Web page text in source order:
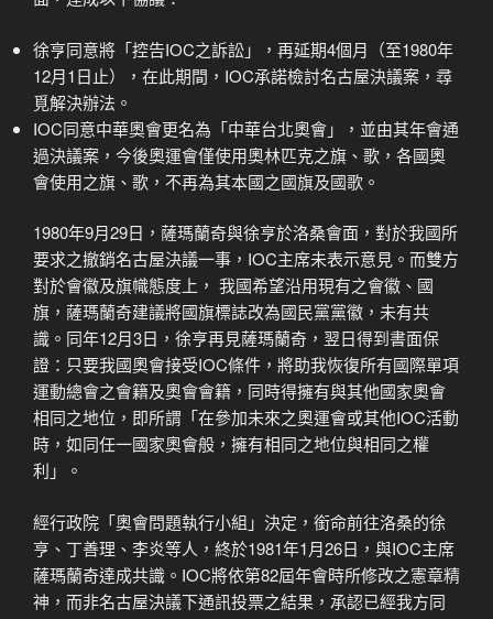
徐亨同意將「控告IOC之訴訟」，再延期4個月（至1980年
12月1日止），在此期間，IOC承諾檢討名古屋決議案，尋
覓解決辦法。
IOC同意中華奧會更名為「中華台北奧會」，並由其年會通
過決議案，今後奧運會僅使用奧林匹克之旗、歌，各國奧
會使用之旗、歌，不再為其本國之國旗及國歌。
1980年9月29日，薩瑪蘭奇與徐亨於洛桑會面，對於我國所
要求之撤銷名古屋決議一事，IOC主席未表示意見。而雙方
對於會徽及旗幟態度上， 我國希望沿用現有之會徽、國
旗，薩瑪蘭奇建議將國旗標誌改為國民黨黨徽，未有共
識。同年12月3日，徐亨再見薩瑪蘭奇，翌日得到書面保
證：只要我國奧會接受IOC條件，將助我恢復所有國際單項
運動總會之會籍及奧會會籍，同時得擁有與其他國家奧會
相同之地位，即所謂「在參加未來之奧運會或其他IOC活動
時，如同任一國家奧會般，擁有相同之地位與相同之權
利」。
經行政院「奧會問題執行小組」決定，銜命前往洛桑的徐
亨、丁善理、李炎等人，終於1981年1月26日，與IOC主席
薩瑪蘭奇達成共識。IOC將依第82屆年會時所修改之憲章精
神，而非名古屋決議下通訊投票之結果，承認已經我方同